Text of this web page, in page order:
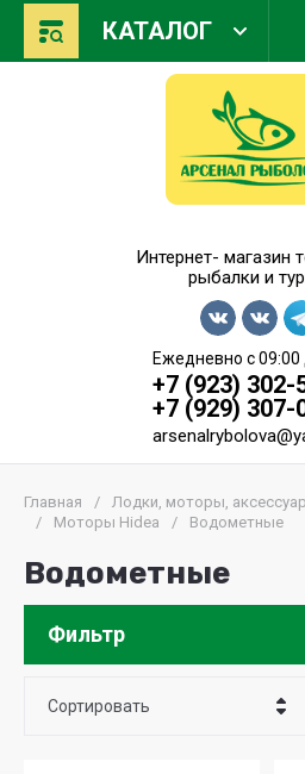
КАТАЛОГ
Интернет- магазин
рыбалки и
Ежедневно с 09:00
+7 (923) 302-
+7 (929) 307-
Главная / Лодки, моторы,
/
Моторы Hidea / Водометные
Водометные
Фильтр
Сортировать